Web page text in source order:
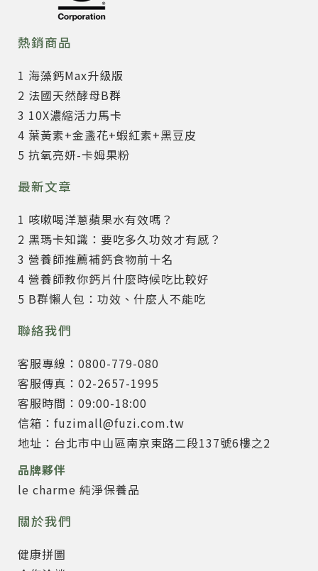
熱銷商品
1 海藻鈣Max升級版
2 法國天然酵母B群
3 10X濃縮活力馬卡
4 葉黃素+金盞花+蝦紅素+黑豆皮
5 抗氧亮妍-卡姆果粉
最新文章
1 咳嗽喝洋蔥蘋果水有效嗎？
2 黑瑪卡知識：要吃多久功效才有感？
3 營養師推薦補鈣食物前十名
4 營養師教你鈣片什麼時候吃比較好
5 B群懶人包：功效、什麼人不能吃
聯絡我們
客服專線：0800-779-080
客服傳真：02-2657-1995
客服時間：09:00-18:00
信箱：fuzimall@fuzi.com.tw
地址：台北市中山區南京東路二段137號6樓之2
品牌夥伴
le charme 純淨保養品
關於我們
健康拼圖